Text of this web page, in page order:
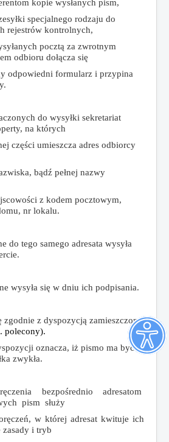
kopie wysłanych pism,
specjalnego rodzaju do
rejestrów kontrolnych,
pocztą za zwrotnym
odbioru dołącza się
odpowiedni formularz i przypina
do wysyłki sekretariat
na których
części umieszcza adres odbiorcy
bądź pełnej nazwy
z kodem pocztowym,
nr lokalu.
do tego samego adresata wysyła
wysyła się w dniu ich podpisania.
zgodnie z dyspozycją zamieszczoną
polecony).
oznacza, iż pismo ma być
zwykła.
bezpośrednio
adresatom
pism służy
w której adresat kwituje ich
zasady i tryb